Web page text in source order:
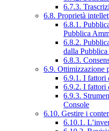
6.7.3.
6.8. Proprietà
6.8.1.
Pubblica
6.8.2.
dalla
6.8.3.
6.9. Ottimizzazione
6.9.1. I fattori
6.9.2. I fattori
6.9.3.
Console
6.10. Gestire i
6.10.1.